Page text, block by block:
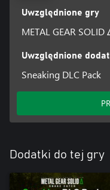
Uwzględnione gry
METAL GEAR SOLID
Uwzględnione
Sneaking DLC Pack
Dodatki do tej gry